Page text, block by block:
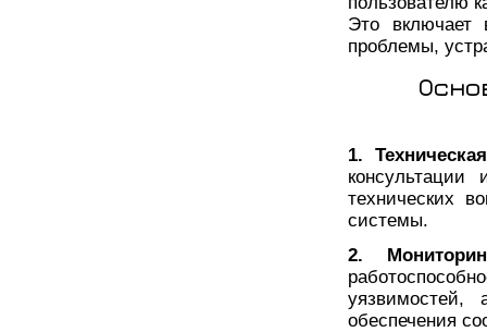
Это включает
проблемы,
1.
технических
системы.
2.
обеспечения